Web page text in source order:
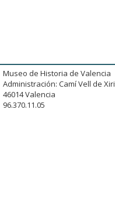
Museo de Historia de Valencia
Administración: Camí Vell de
46014 Valencia
96.370.11.05